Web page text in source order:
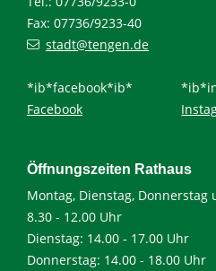
Fax: 07736/9233-40
stadt@tengen.de
*ib*facebook*ib*
Facebook
Öffnungszeiten Rathaus
Montag, Dienstag, Donnerstag
8.30 - 12.00 Uhr
Dienstag: 14.00 - 17.00 Uhr
Donnerstag: 14.00 - 18.00 Uhr